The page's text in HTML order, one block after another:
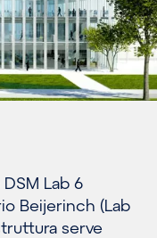
Lab 6
Beijerinch (Lab
serve